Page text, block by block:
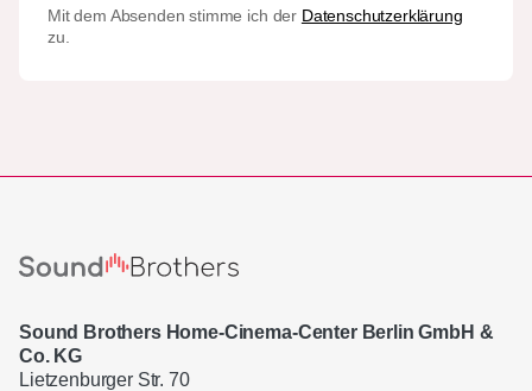
Mit dem Absenden stimme ich der Datenschutzerklärung
zu.
Sound Brothers Home-Cinema-Center Berlin GmbH &
Co. KG
Lietzenburger Str. 70